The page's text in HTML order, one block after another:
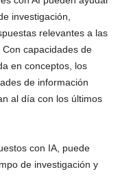
investigación,
relevantes a las
capacidades de
en conceptos, los
de información
al día con los últimos
con IA, puede
de investigación y